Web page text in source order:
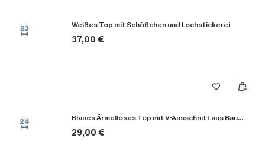
23 Weißes Top mit Schößchen und Lochstickerei
37,00 €
24 Blaues Ärmelloses Top mit V-Ausschnitt aus Baumwolle
29,00 €